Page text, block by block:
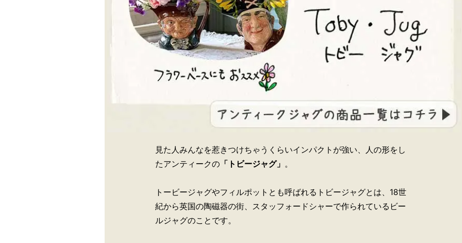
見た人みんなを惹きつけちゃうくらいインパクトが強い、人の形をし
たアンティークの 「トビージャグ」 。
トービージャグやフィルポットとも呼ばれるトビージャグとは、18世
紀から英国の陶磁器の街、スタッフォードシャーで作られているビー
ルジャグのことです。